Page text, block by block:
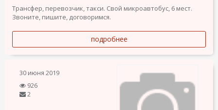
Трансфер, перевозчик, такси. Свой микроавтобус, 6 мест.
Звоните, пишите, договоримся.
подробнее
30 июня 2019
926
2